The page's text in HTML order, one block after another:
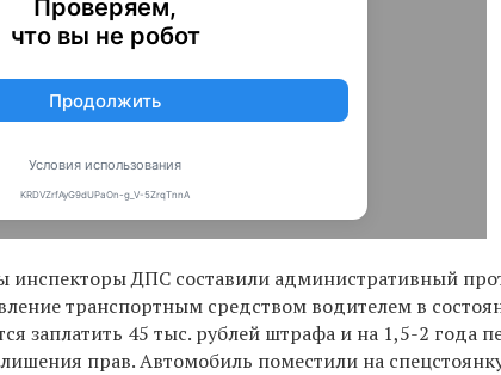
ДПС составили административный
транспортным средством водителем в
заплатить 45 тыс. рублей штрафа и на 1,5-2 года
прав. Автомобиль поместили на